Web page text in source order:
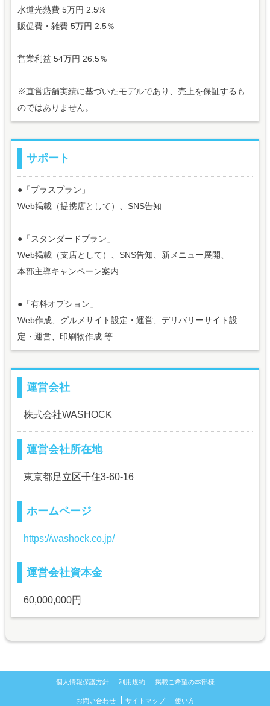
水道光熱費 5万円 2.5%
販促費・雑費 5万円 2.5％
営業利益 54万円 26.5％
※直営店舗実績に基づいたモデルであり、売上を保証するも
のではありません。
サポート
●「プラスプラン」
Web掲載（提携店として）、SNS告知
●「スタンダードプラン」
Web掲載（支店として）、SNS告知、新メニュー展開、
本部主導キャンペーン案内
●「有料オプション」
Web作成、グルメサイト設定・運営、デリバリーサイト設
定・運営、印刷物作成 等
運営会社
株式会社WASHOCK
運営会社所在地
東京都足立区千住3-60-16
ホームページ
https://washock.co.jp/
運営会社資本金
60,000,000円
個人情報保護方針 利用規約 掲載ご希望の本部様
お問い合わせ サイトマップ 使い方